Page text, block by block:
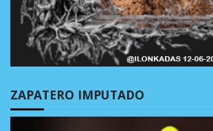
ZAPATERO IMPUTADO